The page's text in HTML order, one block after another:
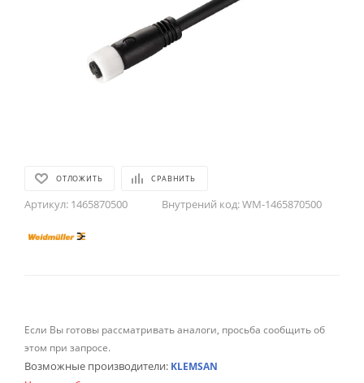
ОТЛОЖИТЬ СРАВНИТЬ
Артикул: 1465870500 Внутрений код:WM-1465870500
Если Вы готовы рассматривать аналоги, просьба сообщить об
этом при запросе.
Возможные производители: KLEMSAN